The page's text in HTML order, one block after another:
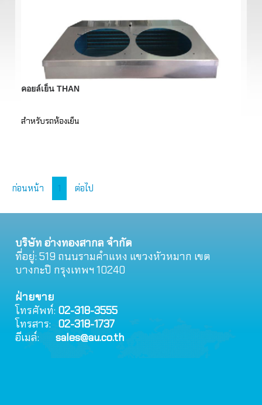
คอยล์เย็น THAN
สำหรับรถห้องเย็น
ก่อนหน้า 1 ต่อไป
บริษัท อ่างทองสากล จำกัด
ที่อยู่: 519 ถนนรามคําแหง แขวงหัวหมาก เขต
บางกะปิ กรุงเทพฯ 10240
ฝ่ายขาย
โทรศัพท์: 02-318-3555
โทรสาร:02-318-1737
อีเมล์:sales@au.co.th